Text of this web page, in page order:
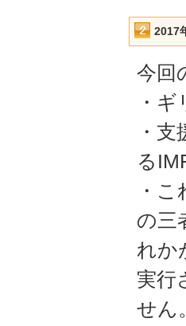
2017
今回
・
・
る
・
の三
れか
実行
せん